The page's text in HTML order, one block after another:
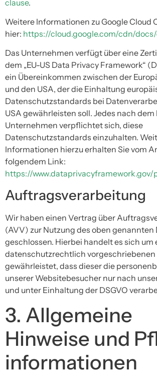
clause.
Weitere Informationen zu Google Cloud
hier: https://cloud.google.com/cdn/
Das Unternehmen verfügt über eine
dem „EU-US Data Privacy Framework“
ein Übereinkommen zwischen der
und den USA, der die Einhaltung
Datenschutzstandards bei
USA gewährleisten soll. Jedes nach
Unternehmen verpflichtet sich, diese
Datenschutzstandards einzuhalten.
Informationen hierzu erhalten Sie vom
folgendem Link:
https://
Auftragsverarbeitung
Wir haben einen Vertrag über
(AVV) zur Nutzung des oben genannten
geschlossen. Hierbei handelt es sich um
datenschutzrechtlich vorgeschriebenen
gewährleistet, dass dieser die
unserer Websitebesucher nur nach
und unter Einhaltung der DSGVO
3. Allgemeine
Hinweise und
informationen